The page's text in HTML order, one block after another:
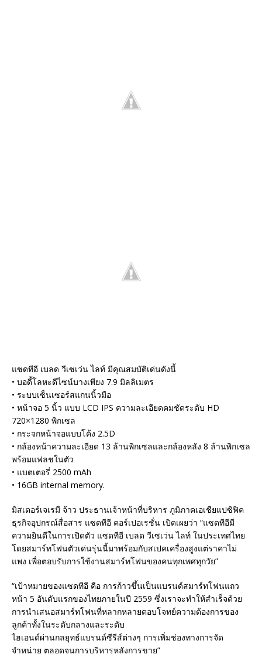
แซดทีอี เบลด วีเซเว่น ไลท์ มีคุณสมบัติเด่นดังนี้
• บอดี้โลหะดีไซน์บางเพียง 7.9 มิลลิเมตร
• ระบบเซ็นเซอร์สแกนนิ้วมือ
• หน้าจอ 5 นิ้ว แบบ LCD IPS ความละเอียดคมชัดระดับ HD
720×1280 พิกเซล
• กระจกหน้าจอแบบโค้ง 2.5D
• กล้องหน้าความละเอียด 13 ล้านพิกเซลและกล้องหลัง 8 ล้านพิกเซล
พร้อมแฟลชในตัว
• แบตเตอรี่ 2500 mAh
• 16GB internal memory.
มิสเตอร์เจเรมี จ้าว ประธานเจ้าหน้าที่บริหาร ภูมิภาคเอเชียแปซิฟิค
ธุรกิจอุปกรณ์สื่อสาร แซดทีอี คอร์เปอเรชั่น เปิดเผยว่า “แซดทีอีมี
ความยินดีในการเปิดตัว แซดทีอี เบลด วีเซเว่น ไลท์ ในประเทศไทย
โดยสมาร์ทโฟนตัวเด่นรุ่นนี้มาพร้อมกับสเปคเครื่องสูงแต่ราคาไม่
แพง เพื่อตอบรับการใช้งานสมาร์ทโฟนของคนทุกเพศทุกวัย”
“เป้าหมายของแซดทีอี คือ การก้าวขึ้นเป็นแบรนด์สมาร์ทโฟนแถว
หน้า 5 อันดับแรกของไทยภายในปี 2559 ซึ่งเราจะทำให้สำเร็จด้วย
การนำเสนอสมาร์ทโฟนที่หลากหลายตอบโจทย์ความต้องการของ
ลูกค้าทั้งในระดับกลางและระดับ
ไฮเอนด์ผ่านกลยุทธ์แบรนด์ซีรีส์ต่างๆ การเพิ่มช่องทางการจัด
จำหน่าย ตลอดจนการบริหารหลังการขาย”